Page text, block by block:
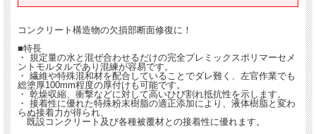
コンクリート構造物の欠損部断面修復に！
■特長
・ 規定量の水と混ぜ合わせるだけの完全プレミックスポリマーセメ
ントモルタルであり混練が容易です。
・ 繊維や特殊混和材を配合していることでダレ難く、左官作業でも
総塗厚100mm程度の厚付けも可能です。
・ 乾燥収縮、衝撃などに対して高いひび割れ抵抗性を示します。
・ 接着性に優れた特殊粉末樹脂の適正添加により、液体樹脂と変わ
らぬ接着力が得られ、
既設コンクリート及び各種被覆材との接着性に優れます。